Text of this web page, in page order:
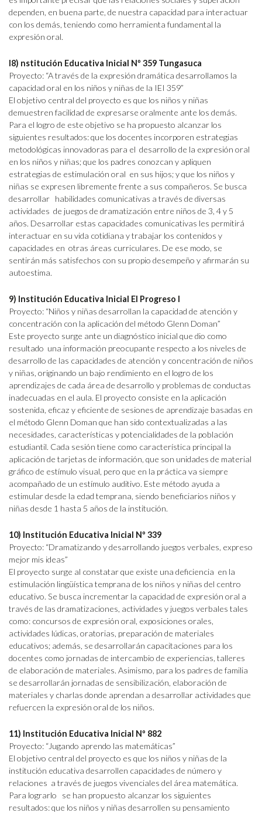
dependen, en buena parte, de nuestra capacidad para interactuar
con los demás, teniendo como herramienta fundamental la
expresión oral.
I8) nstitución Educativa Inicial Nº 359 Tungasuca
Proyecto: “A través de la expresión dramática desarrollamos la
capacidad oral en los niños y niñas de la IEI 359”
El objetivo central del proyecto es que los niños y niñas
demuestren facilidad de expresarse oralmente ante los demás.
Para el logro de este objetivo se ha propuesto alcanzar los
siguientes resultados: que los docentes incorporen estrategias
metodológicas innovadoras para el desarrollo de la expresión oral
en los niños y niñas; que los padres conozcan y apliquen
estrategias de estimulación oral en sus hijos; y que los niños y
niñas se expresen libremente frente a sus compañeros. Se busca
desarrollar habilidades comunicativas a través de diversas
actividades de juegos de dramatización entre niños de 3, 4 y 5
años. Desarrollar estas capacidades comunicativas les permitirá
interactuar en su vida cotidiana y trabajar los contenidos y
capacidades en otras áreas curriculares. De ese modo, se
sentirán más satisfechos con su propio desempeño y afirmarán su
autoestima.
9) Institución Educativa Inicial El Progreso I
Proyecto: “Niños y niñas desarrollan la capacidad de atención y
concentración con la aplicación del método Glenn Doman”
Este proyecto surge ante un diagnóstico inicial que dio como
resultado una información preocupante respecto a los niveles de
desarrollo de las capacidades de atención y concentración de niños
y niñas, originando un bajo rendimiento en el logro de los
aprendizajes de cada área de desarrollo y problemas de conductas
inadecuadas en el aula. El proyecto consiste en la aplicación
sostenida, eficaz y eficiente de sesiones de aprendizaje basadas en
el método Glenn Doman que han sido contextualizadas a las
necesidades, características y potencialidades de la población
estudiantil. Cada sesión tiene como característica principal la
aplicación de tarjetas de información, que son unidades de material
gráfico de estímulo visual, pero que en la práctica va siempre
acompañado de un estímulo auditivo. Este método ayuda a
estimular desde la edad temprana, siendo beneficiarios niños y
niñas desde 1 hasta 5 años de la institución.
10) Institución Educativa Inicial Nº 339
Proyecto: “Dramatizando y desarrollando juegos verbales, expreso
mejor mis ideas”
El proyecto surge al constatar que existe una deficiencia en la
estimulación lingüística temprana de los niños y niñas del centro
educativo. Se busca incrementar la capacidad de expresión oral a
través de las dramatizaciones, actividades y juegos verbales tales
como: concursos de expresión oral, exposiciones orales,
actividades lúdicas, oratorias, preparación de materiales
educativos; además, se desarrollarán capacitaciones para los
docentes como jornadas de intercambio de experiencias, talleres
de elaboración de materiales. Asimismo, para los padres de familia
se desarrollarán jornadas de sensibilización, elaboración de
materiales y charlas donde aprendan a desarrollar actividades que
refuercen la expresión oral de los niños.
11) Institución Educativa Inicial Nº 882
Proyecto: “Jugando aprendo las matemáticas”
El objetivo central del proyecto es que los niños y niñas de la
institución educativa desarrollen capacidades de número y
relaciones a través de juegos vivenciales del área matemática.
Para lograrlo se han propuesto alcanzar los siguientes
resultados: que los niños y niñas desarrollen su pensamiento